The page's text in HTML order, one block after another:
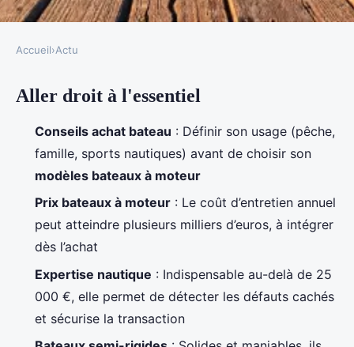
Guide ultime pour choisir votre
bateau à moteur d'occasion sur
mesure
Accueil›Actu
Aller droit à l'essentiel
Conseils achat bateau : Définir son usage (pêche,
famille, sports nautiques) avant de choisir son
modèles bateaux à moteur
Prix bateaux à moteur : Le coût d’entretien annuel
peut atteindre plusieurs milliers d’euros, à intégrer
dès l’achat
Expertise nautique : Indispensable au-delà de 25
000 €, elle permet de détecter les défauts cachés
et sécurise la transaction